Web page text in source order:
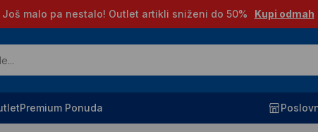
Još malo pa nestalo! Outlet artikli sniženi do 50% Kupi odmah
Premium Ponuda